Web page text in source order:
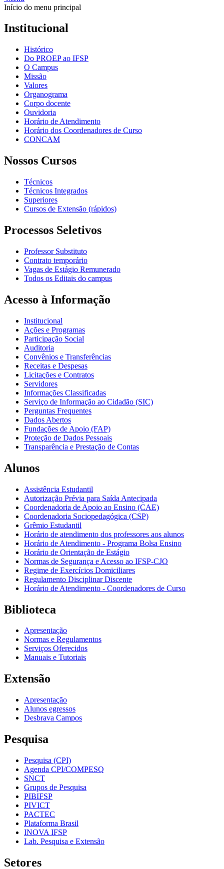
Início do menu principal
Institucional
Histórico
Do PROEP ao IFSP
O Campus
Missão
Valores
Organograma
Corpo docente
Ouvidoria
Horário de Atendimento
Horário dos Coordenadores de Curso
CONCAM
Nossos Cursos
Técnicos
Técnicos Integrados
Superiores
Cursos de Extensão (rápidos)
Processos Seletivos
Professor Substituto
Contrato temporário
Vagas de Estágio Remunerado
Todos os Editais do campus
Acesso à Informação
Institucional
Ações e Programas
Participação Social
Auditoria
Convênios e Transferências
Receitas e Despesas
Licitações e Contratos
Servidores
Informações Classificadas
Serviço de Informação ao Cidadão (SIC)
Perguntas Frequentes
Dados Abertos
Fundações de Apoio (FAP)
Proteção de Dados Pessoais
Transparência e Prestação de Contas
Alunos
Assistência Estudantil
Autorização Prévia para Saída Antecipada
Coordenadoria de Apoio ao Ensino (CAE)
Coordenadoria Sociopedagógica (CSP)
Grêmio Estudantil
Horário de atendimento dos professores aos alunos
Horário de Atendimento - Programa Bolsa Ensino
Horário de Orientação de Estágio
Normas de Segurança e Acesso ao IFSP-CJO
Regime de Exercícios Domiciliares
Regulamento Disciplinar Discente
Horário de Atendimento - Coordenadores de Curso
Biblioteca
Apresentação
Normas e Regulamentos
Serviços Oferecidos
Manuais e Tutoriais
Extensão
Apresentação
Alunos egressos
Desbrava Campos
Pesquisa
Pesquisa (CPI)
Agenda CPI/COMPESQ
SNCT
Grupos de Pesquisa
PIBIFSP
PIVICT
PACTEC
Plataforma Brasil
INOVA IFSP
Lab. Pesquisa e Extensão
Setores